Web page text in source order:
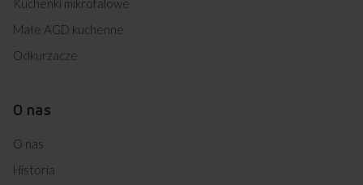
Darmowa dostawa
Kuchenki mikrofalowe
Małe AGD kuchenne
Odkurzacze
O nas
O nas
Historia